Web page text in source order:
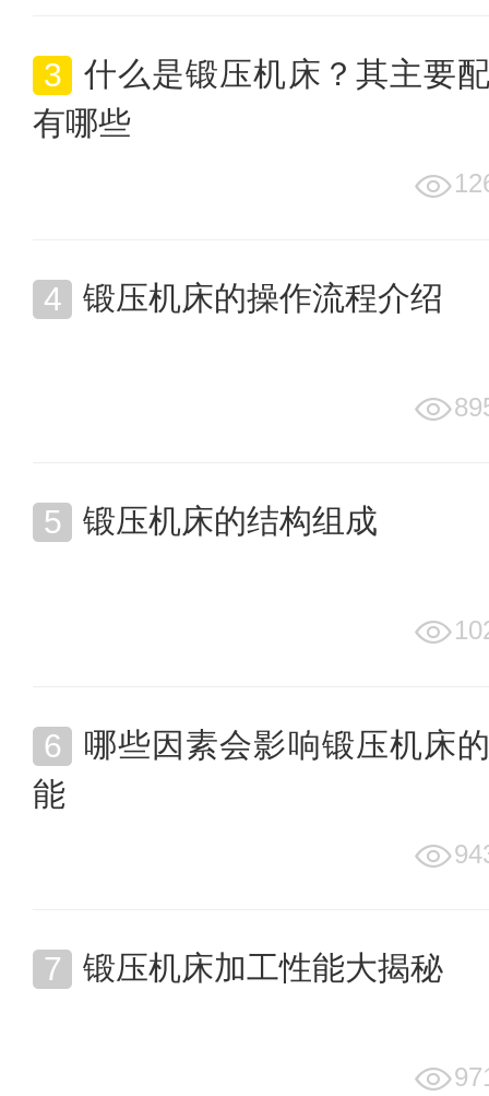
什么是锻压机床？其主要
有哪些
锻压机床的操作流程介绍
锻压机床的结构组成
哪些因素会影响锻压机床
能
锻压机床加工性能大揭秘